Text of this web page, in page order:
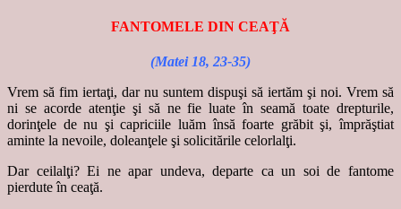
FANTOMELE DIN CEAŢĂ
(Matei 18, 23-35)
Vrem să fim iertaţi, dar nu suntem dispuşi să iertăm şi noi. Vrem să
ni se acorde atenţie şi să ne fie luate în seamă toate drepturile,
dorinţele de nu şi capriciile luăm însă foarte grăbit şi, împrăştiat
aminte la nevoile, doleanţele şi solicitările celorlalţi.
Dar ceilalţi? Ei ne apar undeva, departe ca un soi de fantome
pierdute în ceaţă.